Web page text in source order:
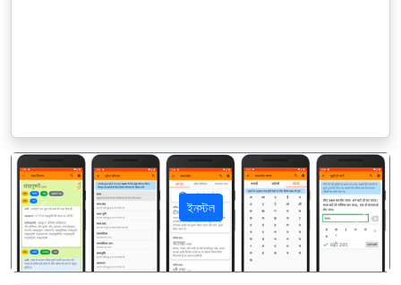
ইনস্টল
पिछला अगला